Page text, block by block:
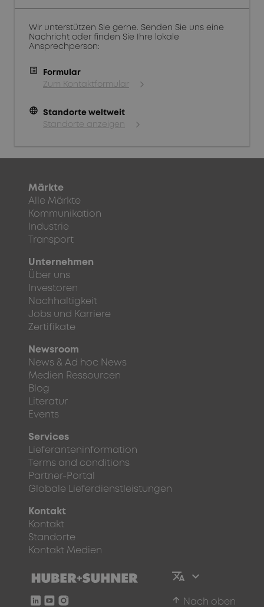
Wir unterstützen Sie gerne. Senden Sie uns eine
Nachricht oder finden Sie Ihre lokale
Ansprechperson:
Formular
Zum Kontaktformular
language
Standorte weltweit
Standorte anzeigen
Märkte
Alle Märkte
Kommunikation
Industrie
Transport
Unternehmen
Über uns
Investoren
Nachhaltigkeit
Jobs und Karriere
Zertifikate
Newsroom
News & Ad hoc News
Medien Ressourcen
Blog
Literatur
Events
Services
Lieferanteninformation
Terms and conditions
Partner-Portal
Globale Lieferdienstleistungen
Kontakt
Kontakt
Standorte
Kontakt Medien
arrow_upward Nach oben